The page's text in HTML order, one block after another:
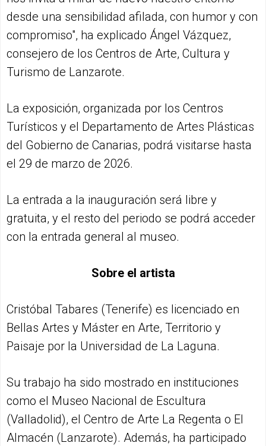
desde una sensibilidad afilada, con humor y con
compromiso", ha explicado Ángel Vázquez,
consejero de los Centros de Arte, Cultura y
Turismo de Lanzarote.
La exposición, organizada por los Centros
Turísticos y el Departamento de Artes Plásticas
del Gobierno de Canarias, podrá visitarse hasta
el 29 de marzo de 2026.
La entrada a la inauguración será libre y
gratuita, y el resto del periodo se podrá acceder
con la entrada general al museo.
Sobre el artista
Cristóbal Tabares (Tenerife) es licenciado en
Bellas Artes y Máster en Arte, Territorio y
Paisaje por la Universidad de La Laguna.
Su trabajo ha sido mostrado en instituciones
como el Museo Nacional de Escultura
(Valladolid), el Centro de Arte La Regenta o El
Almacén (Lanzarote). Además, ha participado